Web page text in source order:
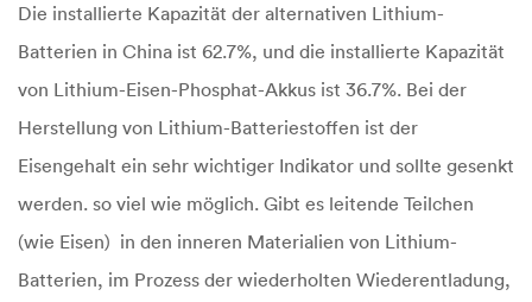
Die installierte Kapazität der alternativen Lithium-
Batterien in China ist 62.7%, und die installierte Kapazität
von Lithium-Eisen-Phosphat-Akkus ist 36.7%. Bei der
Herstellung von Lithium-Batteriestoffen ist der
Eisengehalt ein sehr wichtiger Indikator und sollte gesenkt
werden. so viel wie möglich. Gibt es leitende Teilchen
(wie Eisen) in den inneren Materialien von Lithium-
Batterien, im Prozess der wiederholten Wiederentladung,